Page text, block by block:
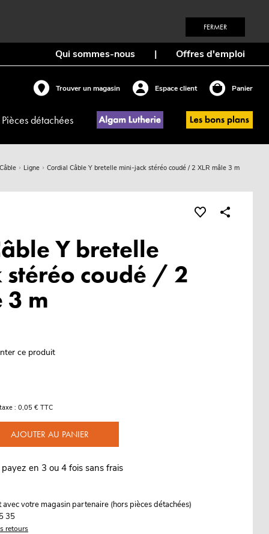
FERMER
Qui sommes-nous | Offres d'emploi
Trouver un magasin Espace client Panier
Pièces détachées
Ligne Cordial Câble Y bretelle mini-jack stéréo coudé / 2 XLR mâle 3 m
Y bretelle
coudé / 2
3 m
ce produit
: 0,05 € TTC
AJOUTER AU PANIER
en 3 ou 4 fois sans frais
avec votre magasin partenaire (hors pièces détachées)
35
retours